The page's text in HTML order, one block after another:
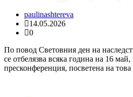
paulinashtereva
14.05.2026
0
По повод Световния ден на
се отбелязва всяка година на 16
пресконференция, посветена на